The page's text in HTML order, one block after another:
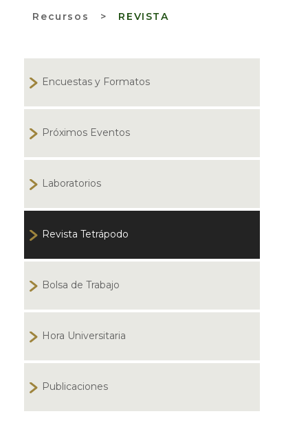
Recursos > REVISTA
Encuestas y Formatos
Próximos Eventos
Laboratorios
Revista Tetrápodo
Bolsa de Trabajo
Hora Universitaria
Publicaciones